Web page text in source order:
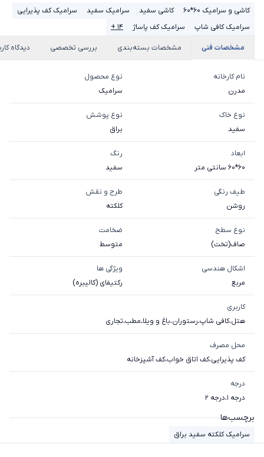
کاشی و سرامیک 60*60 کاشی سفید سرامیک سفید
سرامیک کف پذیرایی
سرامیک کافی شاپ
سرامیک کف پاساژ ۱۴ +
مشخصات فنی مشخصات بسته‌بندی بررسی تخصصی دیدگاه
نام کارخانه
مدرن
نوع محصول
سرامیک
نوع خاک
سفيد
نوع پوشش
براق
ابعاد
60*60 سانتی متر
رنگ
سفید
طیف رنگی
روشن
طرح و نقش
کلکته
نوع سطح
صاف(تخت)
ضخامت
متوسط
اشکال هندسی
مربع
ویژگی ها
رکتیفای (کالیبره)
کاربری
هتل،کافی شاپ،رستوران،باغ و ویلا،مطب،تجاری
محل مصرف
کف پذیرایی،کف اتاق خواب،کف آشپزخانه
درجه
درجه 1 ،درجه 2
برچسب‌ها
سرامیک کلکته سفید براق